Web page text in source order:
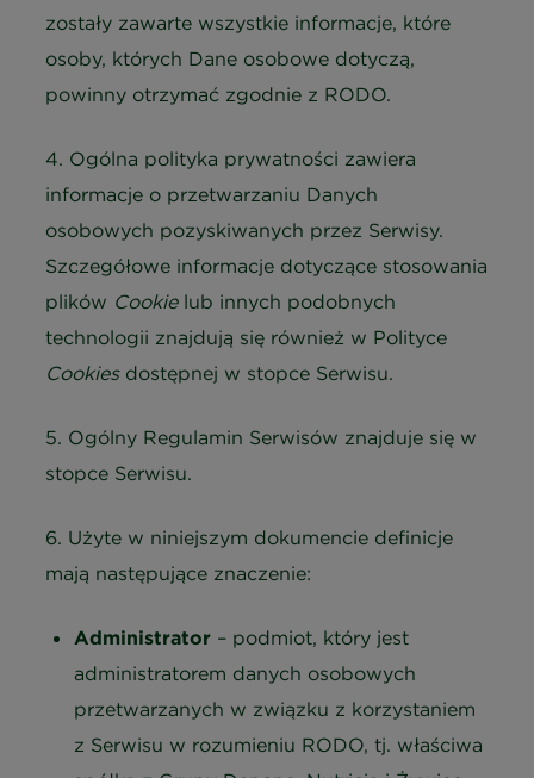
zostały zawarte wszystkie informacje, które
osoby, których Dane osobowe dotyczą,
powinny otrzymać zgodnie z RODO.
4. Ogólna polityka prywatności zawiera
informacje o przetwarzaniu Danych
osobowych pozyskiwanych przez Serwisy.
Szczegółowe informacje dotyczące stosowania
plików Cookielub innych podobnych
technologii znajdują się również w Polityce
Cookies dostępnej w stopce Serwisu.
5. Ogólny Regulamin Serwisów znajduje się w
stopce Serwisu.
6. Użyte w niniejszym dokumencie definicje
mają następujące znaczenie:
Administrator – podmiot, który jest
administratorem danych osobowych
przetwarzanych w związku z korzystaniem
z Serwisu w rozumieniu RODO, tj. właściwa